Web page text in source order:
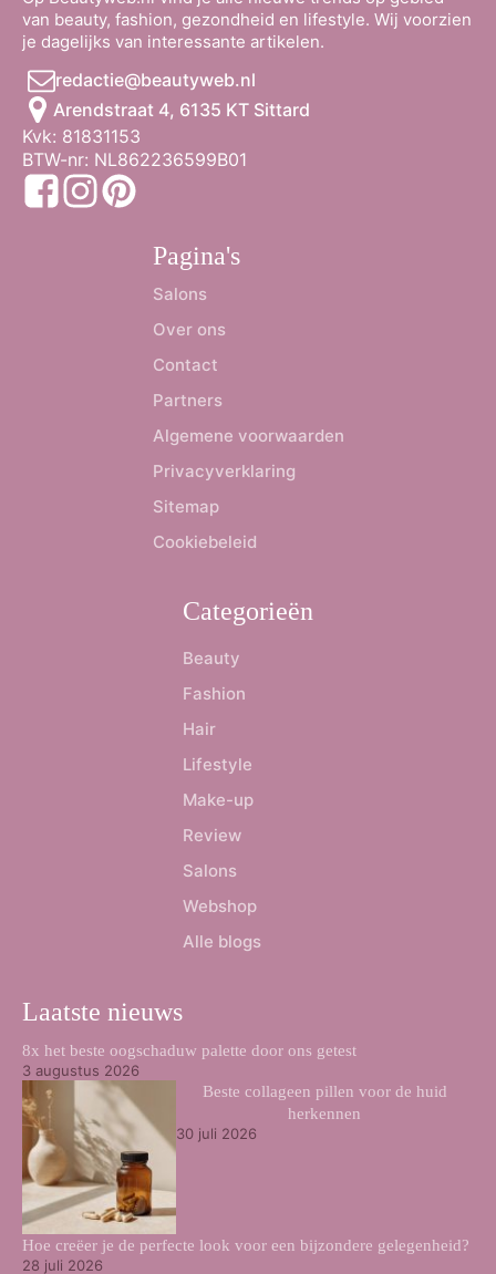
van beauty, fashion, gezondheid en lifestyle. Wij voorzien
je dagelijks van interessante artikelen.
redactie@beautyweb.nl
Arendstraat 4, 6135 KT Sittard
Kvk: 81831153
BTW-nr: NL862236599B01
Pagina's
Salons
Over ons
Contact
Partners
Algemene voorwaarden
Privacyverklaring
Sitemap
Cookiebeleid
Categorieën
Beauty
Fashion
Hair
Lifestyle
Make-up
Review
Salons
Webshop
Alle blogs
Laatste nieuws
8x het beste oogschaduw palette door ons getest
3 augustus 2026
Beste collageen pillen voor de huid
herkennen
30 juli 2026
Hoe creëer je de perfecte look voor een bijzondere gelegenheid?
28 juli 2026